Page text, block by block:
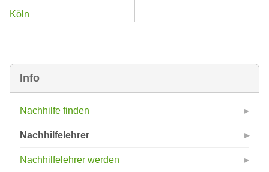
Info
Nachhilfe finden
Nachhilfelehrer
Nachhilfelehrer werden
Köln